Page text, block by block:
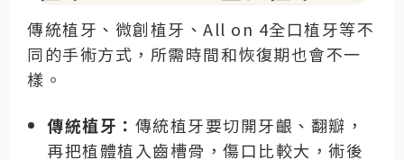
傳統植牙、微創植牙、All on 4全口植牙等不
同的手術方式，所需時間和恢復期也會不一
樣。
傳統植牙： 傳統植牙要切開牙齦、翻瓣，
再把植體植入齒槽骨，傷口比較大，術後